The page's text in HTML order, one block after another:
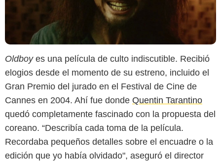
Oldboy es una película de culto indiscutible. Recibió
elogios desde el momento de su estreno, incluido el
Gran Premio del jurado en el Festival de Cine de
Cannes en 2004. Ahí fue donde Quentin Tarantino
quedó completamente fascinado con la propuesta del
coreano. “Describía cada toma de la película.
Recordaba pequeños detalles sobre el encuadre o la
edición que yo había olvidado", aseguró el director